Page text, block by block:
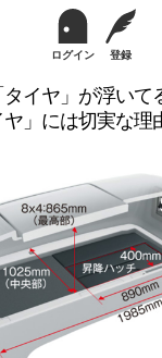
ログイン 登録
イヤ」が浮いて
」には切実な理